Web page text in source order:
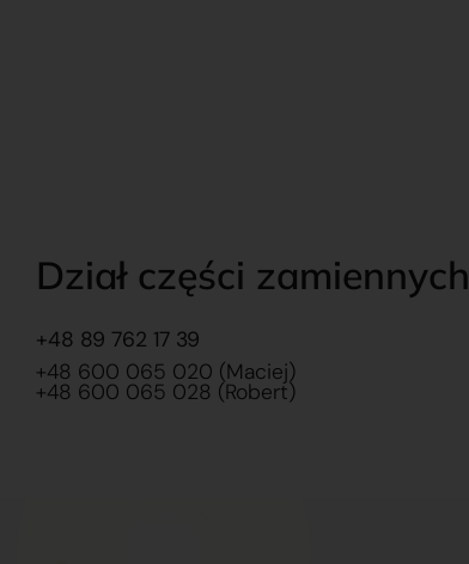
Dział części zamiennych
+48 89 762 17 39
+48 600 065 020 (Maciej)
+48 600 065 028 (Robert)